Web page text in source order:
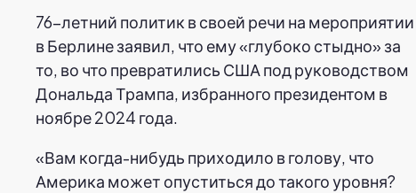
76-летний политик в своей речи на мероприятии
в Берлине заявил, что ему «глубоко стыдно» за
то, во что превратились США под руководством
Дональда Трампа, избранного президентом в
ноябре 2024 года.
«Вам когда-нибудь приходило в голову, что
Америка может опуститься до такого уровня?